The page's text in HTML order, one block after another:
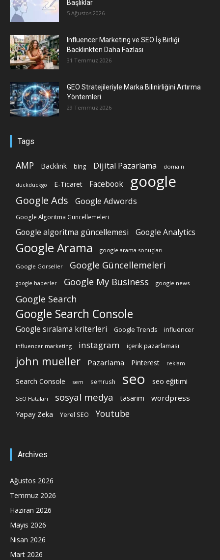
Başlıklar
5 Ağustos 2026
Influencer Marketing ve SEO İş Birliği:
Backlinkten Daha Fazlası
31 Temmuz 2026
GEO Stratejileriyle Marka Bilinirliğini Artırma
Yöntemleri
29 Temmuz 2026
Tags
AMP Backlink bing Dijital Pazarlama domain
duckduckgo E-Ticaret Facebook google
Google Ads Google Adwords
Google Algoritma Güncellemeleri
Google algoritma güncellemesi Google Analytics
Google Arama google arama sonuçları
Google Görseller Google Güncellemeleri
google haberler Google My Business google news
Google Search
Google Search Console
Google sıralama kriterleri Google Trends influencer
influencer marketing instagram içerik pazarlaması
john mueller Pazarlama Pinterest reklam
Search Console sem semrush seo seo eğitimi
SEO Hataları sosyal medya tasarım wordpress
Yapay Zeka Yerel SEO Youtube
Archives
Ağustos 2026
Temmuz 2026
Haziran 2026
Mayıs 2026
Nisan 2026
Mart 2026